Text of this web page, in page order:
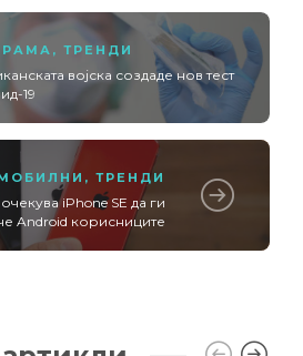
, ТРЕНДИ
војска создаде нов тест
19
, ТРЕНДИ
iPhone SE да ги
Android корисниците